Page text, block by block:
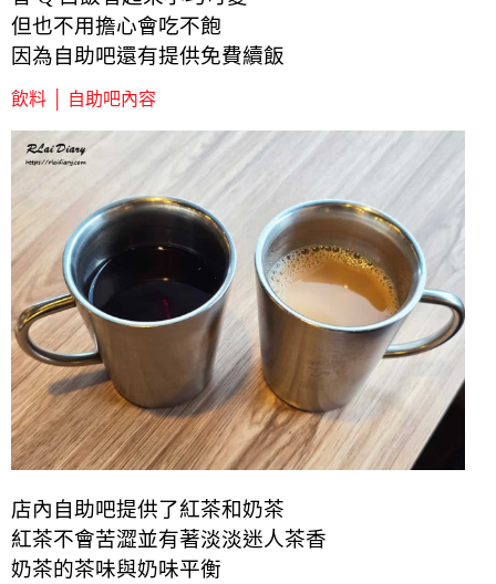
但也不用擔心會吃不飽
因為自助吧還有提供免費續飯
飲料 │ 自助吧內容
店內自助吧提供了紅茶和奶茶
紅茶不會苦澀並有著淡淡迷人茶香
奶茶的茶味與奶味平衡